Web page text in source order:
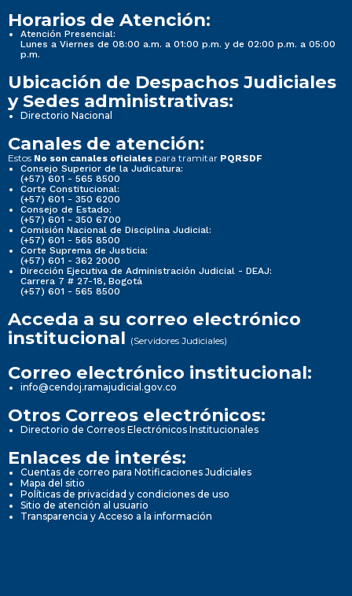
Horarios de Atención:
Atención Presencial:
Lunes a Viernes de 08:00 a.m. a 01:00 p.m. y de 02:00 p.m. a 05:00
p.m.
Ubicación de Despachos Judiciales
y Sedes administrativas:
Directorio Nacional
Canales de atención:
Estos No son canales oficiales para tramitar PQRSDF
Consejo Superior de la Judicatura:
(+57) 601 - 565 8500
Corte Constitucional:
(+57) 601 - 350 6200
Consejo de Estado:
(+57) 601 - 350 6700
Comisión Nacional de Disciplina Judicial:
(+57) 601 - 565 8500
Corte Suprema de Justicia:
(+57) 601 - 362 2000
Dirección Ejecutiva de Administración Judicial - DEAJ:
Carrera 7 # 27-18, Bogotá
(+57) 601 - 565 8500
Acceda a su correo electrónico
institucional (Servidores Judiciales)
Correo electrónico institucional:
info@cendoj.ramajudicial.gov.co
Otros Correos electrónicos:
Directorio de Correos Electrónicos Institucionales
Enlaces de interés:
Cuentas de correo para Notificaciones Judiciales
Mapa del sitio
Políticas de privacidad y condiciones de uso
Sitio de atención al usuario
Transparencia y Acceso a la información